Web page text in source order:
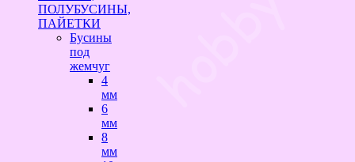
ПОЛУБУСИНЫ,
ПАЙЕТКИ
Бусины
под
жемчуг
4
мм
6
мм
8
мм